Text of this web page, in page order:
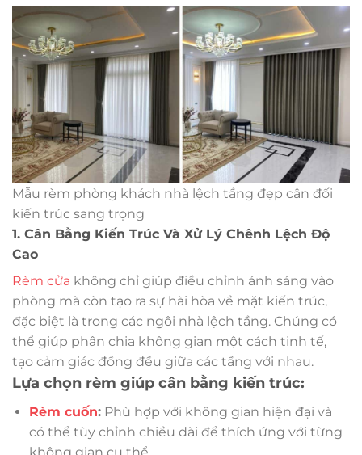
Mẫu rèm phòng khách nhà lệch tầng đẹp cân đối
kiến trúc sang trọng
1. Cân Bằng Kiến Trúc Và Xử Lý Chênh Lệch Độ
Cao
Rèm cửa không chỉ giúp điều chỉnh ánh sáng vào
phòng mà còn tạo ra sự hài hòa về mặt kiến trúc,
đặc biệt là trong các ngôi nhà lệch tầng. Chúng có
thể giúp phân chia không gian một cách tinh tế,
tạo cảm giác đồng đều giữa các tầng với nhau.
Lựa chọn rèm giúp cân bằng kiến trúc:
Rèm cuốn:Phù hợp với không gian hiện đại và
có thể tùy chỉnh chiều dài để thích ứng với từng